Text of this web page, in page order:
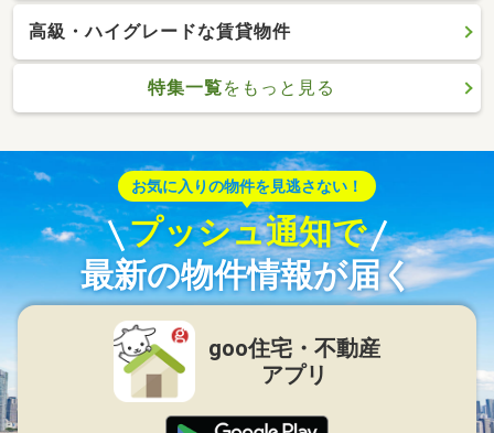
高級・ハイグレードな賃貸物件
特集一覧をもっと見る
お気に入りの物件を見逃さない！
プッシュ通知で
最新の物件情報が届く
goo住宅・不動産
アプリ